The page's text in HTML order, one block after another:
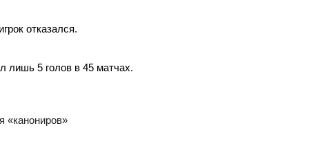
отказался.
лишь 5 голов в 45 матчах.